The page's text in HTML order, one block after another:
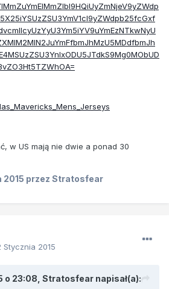
w US mają nie dwie a ponad 30
2015 przez Stratosfear
Stycznia 2015
o 23:08, Stratosfear napisał(a):